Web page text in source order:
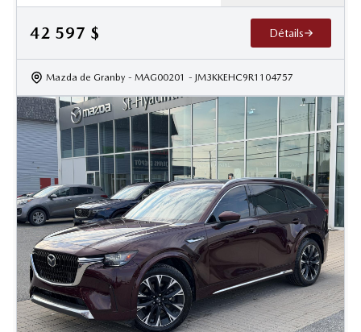
42 597 $ Détails
Mazda de Granby - MAG00201 - JM3KKEHC9R1104757